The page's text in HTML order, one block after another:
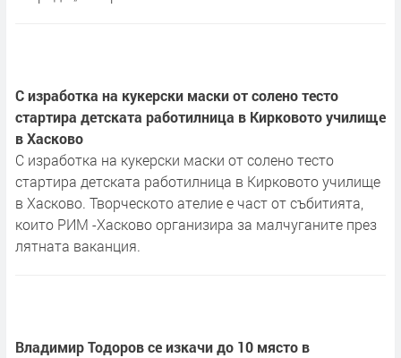
С изработка на кукерски маски от солено тесто
стартира детската работилница в Кирковото училище
в Хасково
С изработка на кукерски маски от солено тесто
стартира детската работилница в Кирковото училище
в Хасково. Творческото ателие е част от събитията,
които РИМ -Хасково организира за малчуганите през
лятната ваканция.
Владимир Тодоров се изкачи до 10 място в